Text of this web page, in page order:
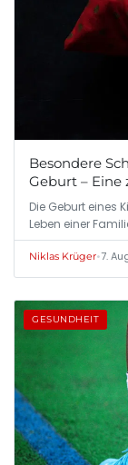
Besondere
Geburt –
Die Geburt eines
Leben einer
Niklas Krüger•7.
GESUNDHEIT